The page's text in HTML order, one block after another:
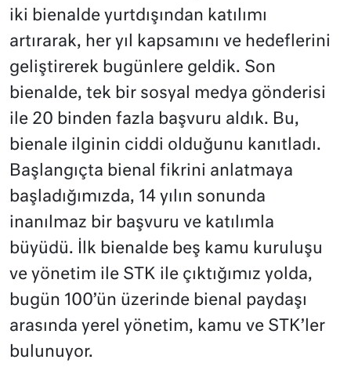
iki bienalde yurtdışından katılımı
artırarak, her yıl kapsamını ve hedeflerini
geliştirerek bugünlere geldik. Son
bienalde, tek bir sosyal medya gönderisi
ile 20 binden fazla başvuru aldık. Bu,
bienale ilginin ciddi olduğunu kanıtladı.
Başlangıçta bienal fikrini anlatmaya
başladığımızda, 14 yılın sonunda
inanılmaz bir başvuru ve katılımla
büyüdü. İlk bienalde beş kamu kuruluşu
ve yönetim ile STK ile çıktığımız yolda,
bugün 100’ün üzerinde bienal paydaşı
arasında yerel yönetim, kamu ve STK’ler
bulunuyor.